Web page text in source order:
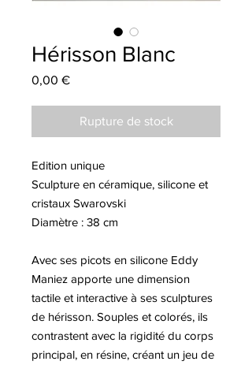
Hérisson Blanc
0,00 €Prix
Rupture de stock
Edition unique
Sculpture en céramique, silicone et
cristaux Swarovski
Diamètre : 38 cm
Avec ses picots en silicone Eddy
Maniez apporte une dimension
tactile et interactive à ses sculptures
de hérisson. Souples et colorés, ils
contrastent avec la rigidité du corps
principal, en résine, créant un jeu de